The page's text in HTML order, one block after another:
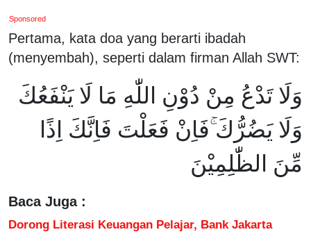
Sponsored
Pertama, kata doa yang berarti ibadah
(menyembah), seperti dalam firman Allah SWT:
وَلَا تَدْعُ مِنْ دُوْنِ اللّٰهِ مَا لَا يَنْفَعُكَ
وَلَا يَضُرُّكَ ۚفَاِنْ فَعَلْتَ فَاِنَّكَ اِذًا
مِّنَ الظّٰلِمِيْنَ
Baca Juga :
Dorong Literasi Keuangan Pelajar, Bank Jakarta